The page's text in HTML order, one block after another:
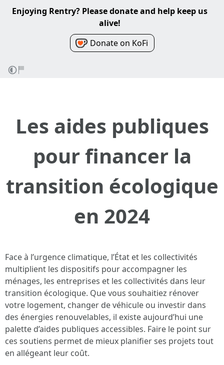
Enjoying Rentry? Please donate and help keep us
alive!
Donate on KoFi
Les aides publiques
pour financer la
transition écologique
en 2024
Face à l’urgence climatique, l’État et les collectivités
multiplient les dispositifs pour accompagner les
ménages, les entreprises et les collectivités dans leur
transition écologique. Que vous souhaitiez rénover
votre logement, changer de véhicule ou investir dans
des énergies renouvelables, il existe aujourd’hui une
palette d’aides publiques accessibles. Faire le point sur
ces soutiens permet de mieux planifier ses projets tout
en allégeant leur coût.